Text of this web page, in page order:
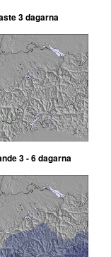
3 dagarna
3 - 6 dagarna